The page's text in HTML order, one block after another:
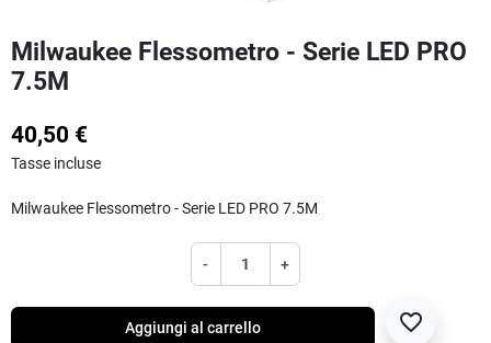
Milwaukee Flessometro - Serie LED PRO
7.5M
40,50 €
Tasse incluse
Milwaukee Flessometro - Serie LED PRO 7.5M
- +
Aggiungi al carrello favorite_border